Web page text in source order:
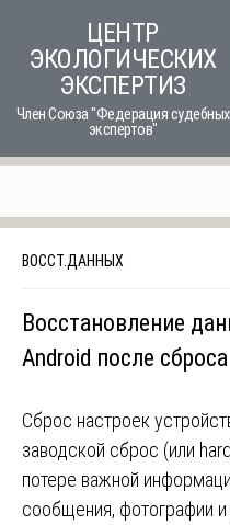
content
ЦЕНТР
ЭКОЛОГИЧЕСКИХ
ЭКСПЕРТИЗ
Член Союза "Федерация судебных
экспертов"
ВОССТ.ДАННЫХ
Восстановление
Android после сброса
Сброс настроек
заводской сброс (или
потере важной
сообщения, фотографии